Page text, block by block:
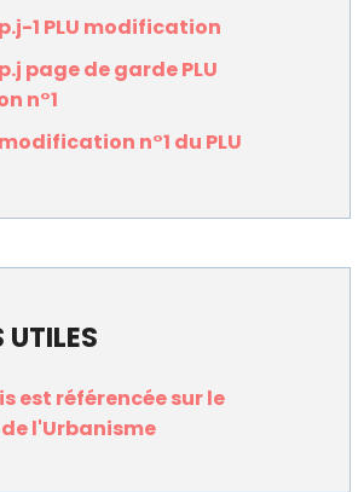
1 PLU modification
page de garde PLU
n°1
n°1 du PLU
UTILES
est référencée sur le
l'Urbanisme